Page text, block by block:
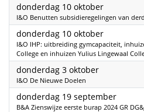
donderdag 10 oktober2024
I&O Benutten subsidieregelingen van
donderdag 10 oktober2024
I&O IHP: uitbreiding gymcapaciteit,
College en inhuizen Yulius Lingewaal
donderdag 3 oktober2024
I&O De Nieuwe Doelen
donderdag 19 september2024
B&A Zienswijze eerste burap 2024 GR